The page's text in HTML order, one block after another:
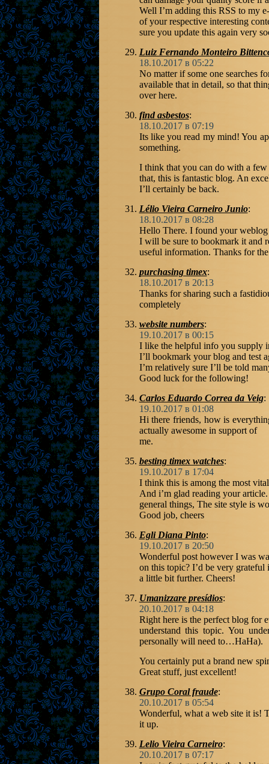
Well I’m adding this RSS to my
of your respective interesting
sure you update this again very
Luiz Fernando Monteiro
18.10.2017 в 05:22
No matter if some one searches
available that in detail, so that
over here.
find asbestos:
18.10.2017 в 07:19
Its like you read my mind! You
something.
I think that you can do with a few
that, this is fantastic blog. An
I’ll certainly be back.
Lélio Vieira Carneiro Junio:
18.10.2017 в 08:28
Hello There. I found your
I will be sure to bookmark it and
useful information. Thanks for
purchasing timex:
18.10.2017 в 20:13
Thanks for sharing such a
completely
website numbers:
19.10.2017 в 00:15
I like the helpful info you supply
I’ll bookmark your blog and test
I’m relatively sure I’ll be told
Good luck for the following!
Carlos Eduardo Correa da Veig:
19.10.2017 в 01:08
Hi there friends, how is
actually awesome in support of
me.
besting timex watches:
19.10.2017 в 17:04
I think this is among the most
And i’m glad reading your
general things, The site style is
Good job, cheers
Egli Diana Pinto:
19.10.2017 в 20:50
Wonderful post however I was
on this topic? I’d be very grateful
a little bit further. Cheers!
Umanizzare presídios:
20.10.2017 в 04:18
Right here is the perfect blog for
understand this topic. You
personally will need to…HaHa).
You certainly put a brand new
Great stuff, just excellent!
Grupo Coral fraude:
20.10.2017 в 05:54
Wonderful, what a web site it is!
it up.
Lelio Vieira Carneiro:
20.10.2017 в 07:17